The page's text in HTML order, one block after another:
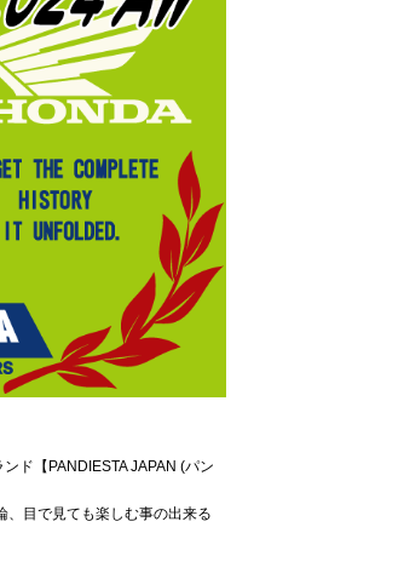
ド【PANDIESTA JAPAN (パン
、目で見ても楽しむ事の出来る